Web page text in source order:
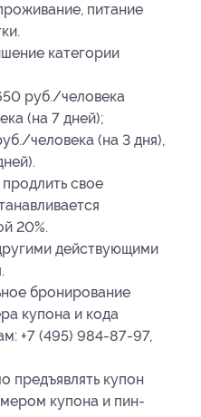
питание
категории
руб./человека
(на 7 дней);
человека (на 3 дня),
свое
20%.
действующими
бронирование
купона и кода
+7 (495) 984-87-97,
предъявлять купон
купона и пин-